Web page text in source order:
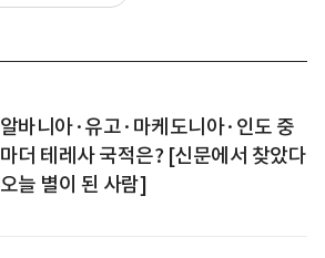
알바니아·유고·마케도니아·인도 중
마더 테레사 국적은? [신문에서 찾았다
오늘 별이 된 사람]